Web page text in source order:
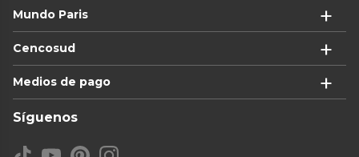
Mundo Paris
Cencosud
Medios de pago
Síguenos